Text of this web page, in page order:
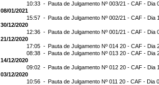
10:33 - Pauta de Julgamento Nº 003/21 - CAF - Dia
08/01/2021
15:57 - Pauta de Julgamento Nº 002/21 - CAF - Dia
30/12/2020
12:36 - Pauta de Julgamento Nº 001/21 - CAF - Dia
21/12/2020
17:05 - Pauta de Julgamento Nº 014 20 - CAF - Dia
08:38 - Pauta de Julgamento Nº 013 20 - CAF - Dia
14/12/2020
09:02 - Pauta de Julgamento Nº 012 20 - CAF - Dia
03/12/2020
10:56 - Pauta de Julgamento Nº 011 20 - CAF - Dia